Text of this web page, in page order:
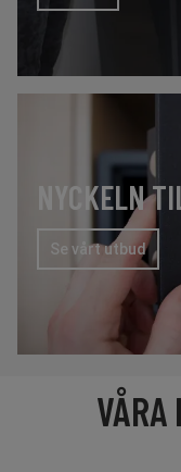
NYCKELN
Se vårt utbud
VÅRA